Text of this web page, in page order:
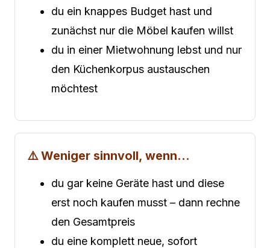
du ein knappes Budget hast und
zunächst nur die Möbel kaufen willst
du in einer Mietwohnung lebst und nur
den Küchenkorpus austauschen
möchtest
⚠️ Weniger sinnvoll, wenn…
du gar keine Geräte hast und diese
erst noch kaufen musst – dann rechne
den Gesamtpreis
du eine komplett neue, sofort